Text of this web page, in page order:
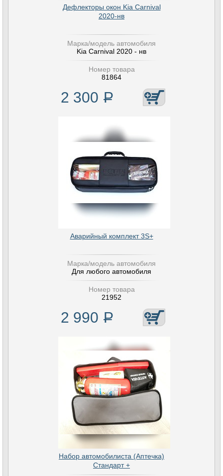
Дефлекторы окон Kia Carnival
2020-нв
Марка/модель автомобиля
Kia Carnival 2020 - нв
Номер товара
81864
2 300 Р
Аварийный комплект 3S+
Марка/модель автомобиля
Для любого автомобиля
Номер товара
21952
2 990 Р
Набор автомобилиста (Аптечка)
Стандарт +